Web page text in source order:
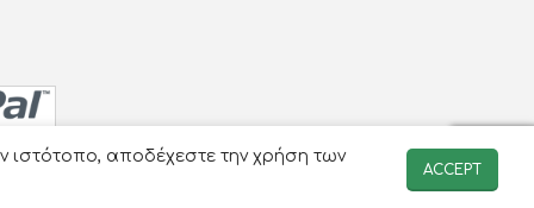
ιστότοπο, αποδέχεστε την χρήση των
ACCEPT